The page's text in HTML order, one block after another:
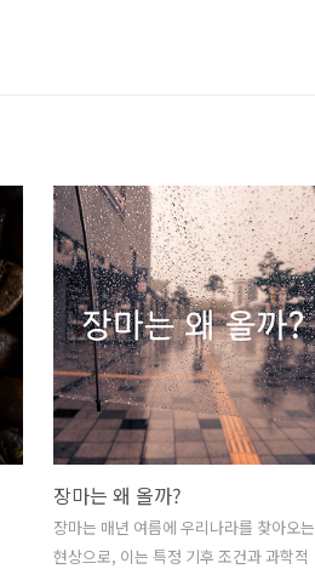
장마는 왜 올까?
장마는 매년 여름에 우리나라를 찾아오는
현상으로, 이는 특정 기후 조건과 과학적